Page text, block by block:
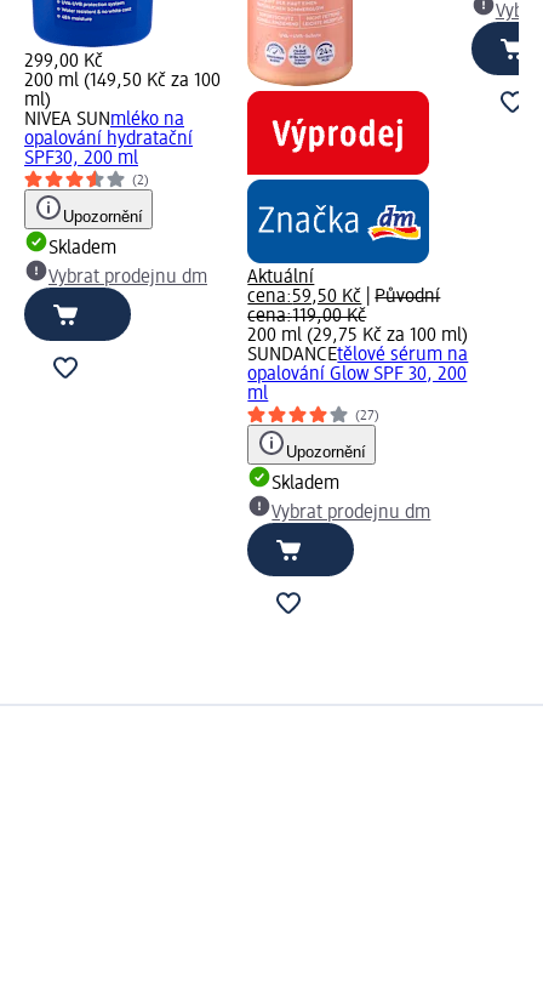
299,00 Kč
200 ml (149,50 Kč za 100
ml)
NIVEA SUNmléko na
opalování hydratační
SPF30, 200 ml
(2)
Upozornění
Skladem
Vybrat prodejnu dm
Aktuální
cena:59,50 Kč |Původní
cena:119,00 Kč
200 ml (29,75 Kč za 100 ml)
SUNDANCEtělové sérum na
opalování Glow SPF 30, 200
ml
(27)
Upozornění
Skladem
Vybrat prodejnu dm